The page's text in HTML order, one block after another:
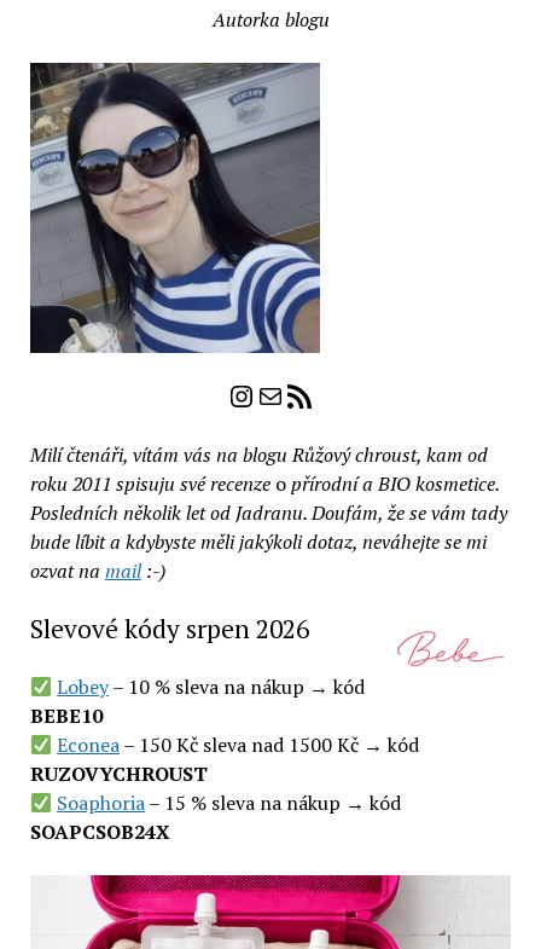
Autorka blogu
Instagram
E-mail
RSS zdroj
Milí čtenáři, vítám vás na blogu Růžový chroust, kam od
roku 2011 spisuju své recenze opřírodní a BIO kosmetice.
Posledních několik let od Jadranu. Doufám, že se vám tady
bude líbit a kdybyste měli jakýkoli dotaz, neváhejte se mi
ozvat na mail:-)
Slevové kódy srpen 2026
Lobey– 10 % sleva na nákup → kód
BEBE10
Econea– 150 Kč sleva nad 1500 Kč → kód
RUZOVYCHROUST
Soaphoria– 15 % sleva na nákup → kód
SOAPCSOB24X